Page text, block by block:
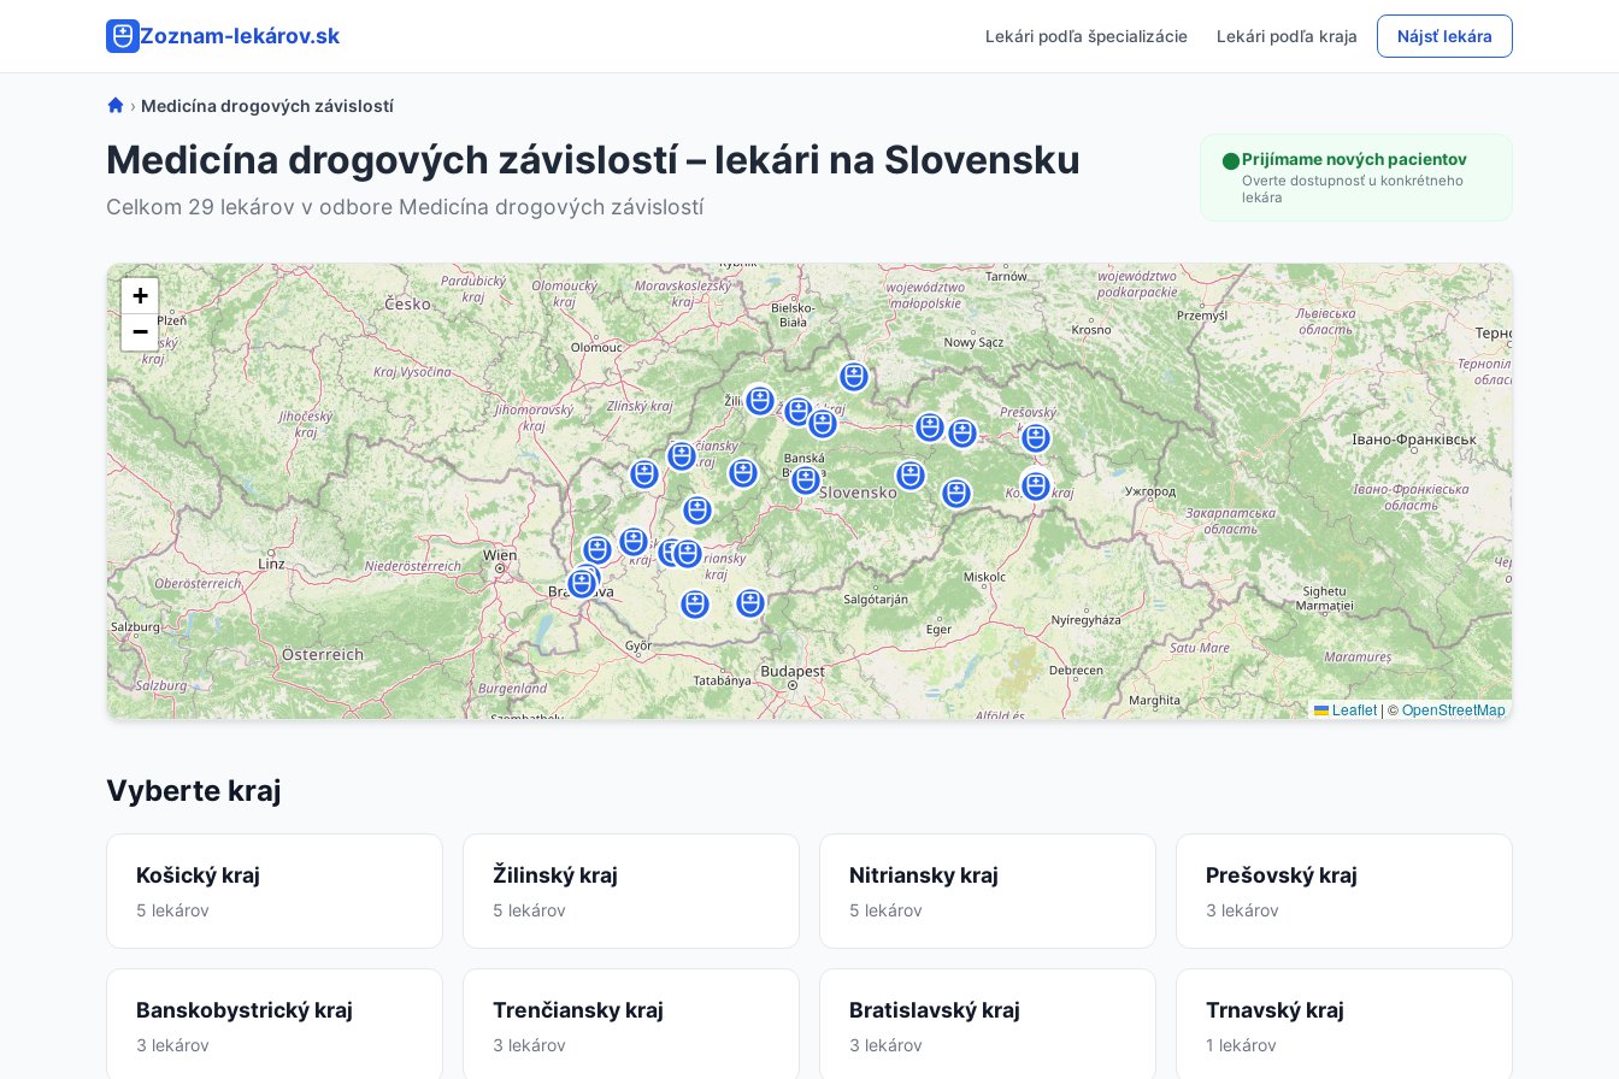
Zoznam-lekárov.sk Lekári podľa špecializácie Lekári podľa kraja Nájsť lekára
› Medicína drogových závislostí
Medicína drogových závislostí – lekári na Slovensku
Celkom 29 lekárov v odbore Medicína drogových závislostí
Prijímame nových pacientov
Overte dostupnosť u konkrétneho
lekára
+
−
Leaflet | ©OpenStreetMap
Vyberte kraj
Košický kraj
5 lekárov
Žilinský kraj
5 lekárov
Nitriansky kraj
5 lekárov
Prešovský kraj
3 lekárov
Banskobystrický kraj
3 lekárov
Trenčiansky kraj
3 lekárov
Bratislavský kraj
3 lekárov
Trnavský kraj
1 lekárov